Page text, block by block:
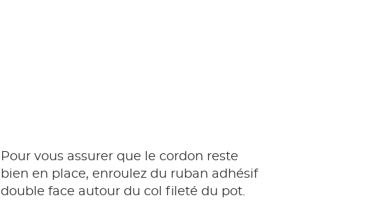
Pour vous assurer que le cordon reste
bien en place, enroulez du ruban adhésif
double face autour du col fileté du pot.